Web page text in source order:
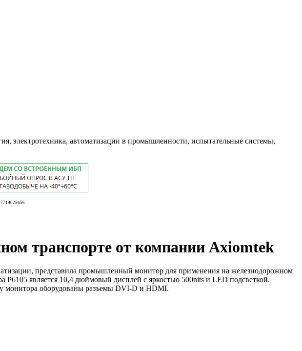
автоматизации в промышленности, испытательные системы,
транспорте от компании Axiomtek
представила промышленный монитор для применения на железнодорожном
является 10,4 дюймовый дисплей с яркостью 500nits и LED подсветкой.
монитора оборудованы разъемы DVI-D и HDMI.